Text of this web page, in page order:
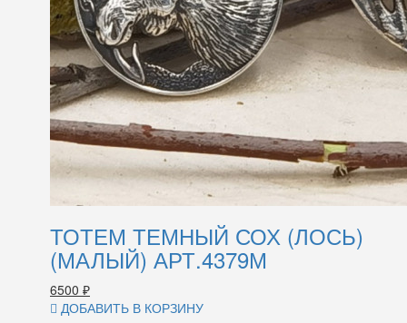
ТОТЕМ ТЕМНЫЙ СОХ (ЛОСЬ)
(МАЛЫЙ) АРТ.4379М
6500 ₽
ДОБАВИТЬ В КОРЗИНУ